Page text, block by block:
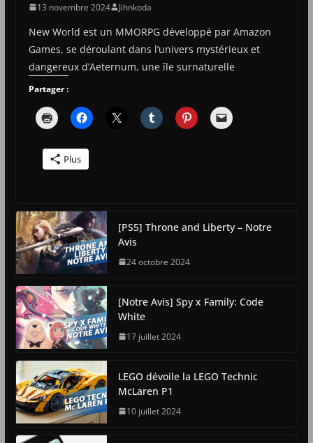
13 novembre 2024 Jihnkoda
New World est un MMORPG développé par Amazon
Games, se déroulant dans l’univers mystérieux et
dangereux d’Aeternum, une île surnaturelle
Partager :
Plus
[PS5] Throne and Liberty – Notre
Avis
24 octobre 2024
[Notre Avis] Spy x Family: Code
White
17 juillet 2024
LEGO dévoile la LEGO Technic
McLaren P1
10 juillet 2024